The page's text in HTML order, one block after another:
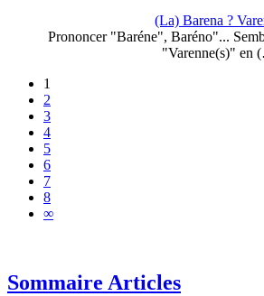
(La) Barena ?
Prononcer "Baréne", Baréno"...
"Varenne(s)" en
1
2
3
4
5
6
7
8
∞
Sommaire Articles